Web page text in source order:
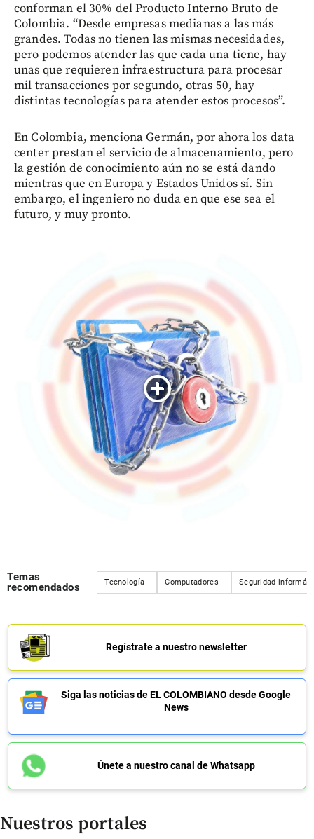
conforman el 30% del Producto Interno Bruto de
Colombia. “Desde empresas medianas a las más
grandes. Todas no tienen las mismas necesidades,
pero podemos atender las que cada una tiene, hay
unas que requieren infraestructura para procesar
mil transacciones por segundo, otras 50, hay
distintas tecnologías para atender estos procesos”.
En Colombia, menciona Germán, por ahora los data
center prestan el servicio de almacenamiento, pero
la gestión de conocimiento aún no se está dando
mientras que en Europa y Estados Unidos sí. Sin
embargo, el ingeniero no duda en que ese sea el
futuro, y muy pronto.
Temas
recomendados
Tecnología Computadores Seguridad
Regístrate a nuestro newsletter
Siga las noticias de EL COLOMBIANO desde Google
News
Únete a nuestro canal de Whatsapp
Nuestros portales